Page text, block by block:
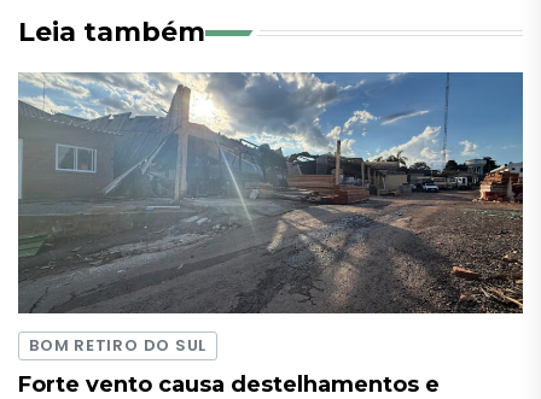
Leia também
BOM RETIRO DO SUL
Forte vento causa destelhamentos e